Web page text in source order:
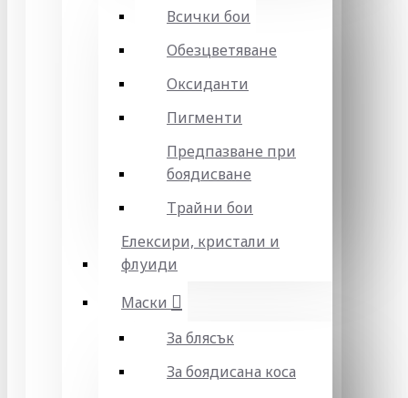
Всички бои
Обезцветяване
Оксиданти
Пигменти
Предпазване при
боядисване
Трайни бои
Елексири, кристали и
флуиди
Маски
За блясък
За боядисана коса